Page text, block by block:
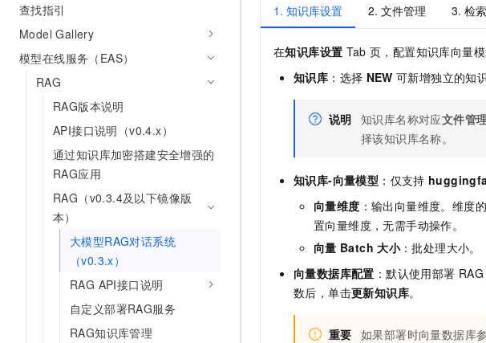
查找指引
Model Gallery
模型在线服务（EAS）
RAG
RAG版本说明
API接口说明（v0.4.x）
通过知识库加密搭建安全增强的
RAG应用
RAG（v0.3.4及以下镜像版
本）
大模型RAG对话系统
（v0.3.x）
RAG API接口说明
自定义部署RAG服务
RAG知识库管理
1. 知识库设置 2. 文件管理 3. 检
在知识库设置 Tab 页，配置知识库向量
知识库 ：选择 NEW 可新增独立的知
说明 知识库名称对应文件管
择该知识库名称。
知识库-向量模型 ：仅支持
向量维度 ：输出向量维度。维度
置向量维度，无需手动操作。
向量 Batch 大小：批处理大小。
向量数据库配置 ：默认使用部署 RAG
数后，单击更新知识库。
重要 如果部署时向量数据库